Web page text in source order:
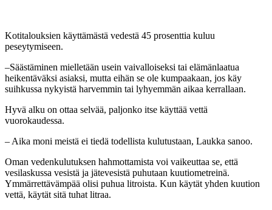
Kotitalouksien käyttämästä vedestä 45 prosenttia kuluu
peseytymiseen.
–Säästäminen mielletään usein vaivalloiseksi tai elämänlaatua
heikentäväksi asiaksi, mutta eihän se ole kumpaakaan, jos käy
suihkussa nykyistä harvemmin tai lyhyemmän aikaa kerrallaan.
Hyvä alku on ottaa selvää, paljonko itse käyttää vettä
vuorokaudessa.
– Aika moni meistä ei tiedä todellista kulutustaan, Laukka sanoo.
Oman vedenkulutuksen hahmottamista voi vaikeuttaa se, että
vesilaskussa vesistä ja jätevesistä puhutaan kuutiometreinä.
Ymmärrettävämpää olisi puhua litroista. Kun käytät yhden kuution
vettä, käytät sitä tuhat litraa.